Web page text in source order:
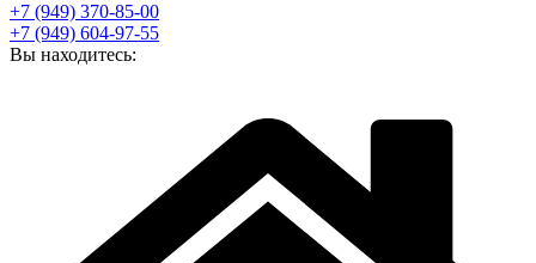
+7 (949) 370-85-00
+7 (949) 604-97-55
Вы находитесь: